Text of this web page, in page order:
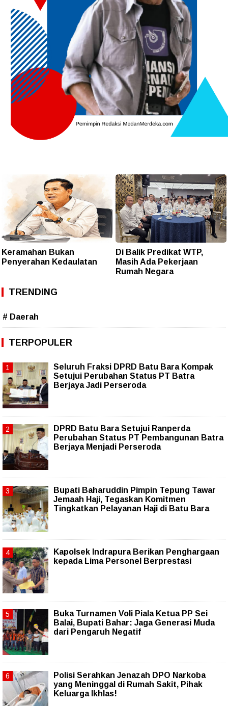
Keramahan Bukan
Penyerahan Kedaulatan
Di Balik Predikat WTP,
Masih Ada Pekerjaan
Rumah Negara
TRENDING
# Daerah
TERPOPULER
Seluruh Fraksi DPRD Batu Bara Kompak
Setujui Perubahan Status PT Batra
Berjaya Jadi Perseroda
DPRD Batu Bara Setujui Ranperda
Perubahan Status PT Pembangunan Batra
Berjaya Menjadi Perseroda
Bupati Baharuddin Pimpin Tepung Tawar
Jemaah Haji, Tegaskan Komitmen
Tingkatkan Pelayanan Haji di Batu Bara
Kapolsek Indrapura Berikan Penghargaan
kepada Lima Personel Berprestasi
Buka Turnamen Voli Piala Ketua PP Sei
Balai, Bupati Bahar: Jaga Generasi Muda
dari Pengaruh Negatif
Polisi Serahkan Jenazah DPO Narkoba
yang Meninggal di Rumah Sakit, Pihak
Keluarga Ikhlas!